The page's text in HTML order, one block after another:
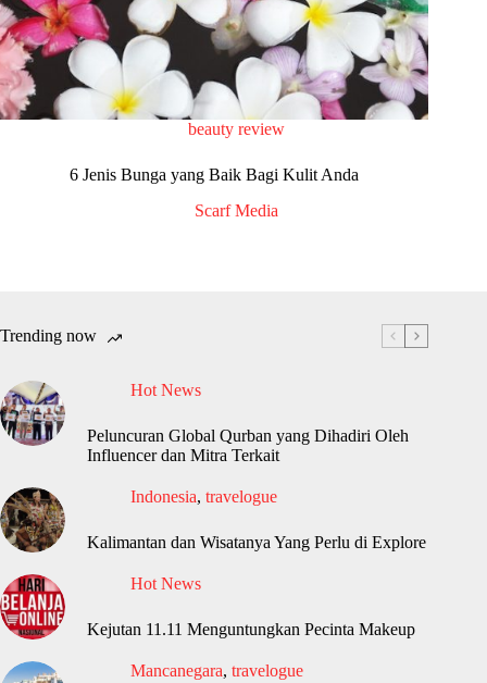
beauty review
6 Jenis Bunga yang Baik Bagi Kulit Anda
Scarf Media
Trending now
Hot News
Peluncuran Global Qurban yang Dihadiri Oleh
Influencer dan Mitra Terkait
Indonesia, travelogue
Kalimantan dan Wisatanya Yang Perlu di Explore
Hot News
Kejutan 11.11 Menguntungkan Pecinta Makeup
Mancanegara, travelogue